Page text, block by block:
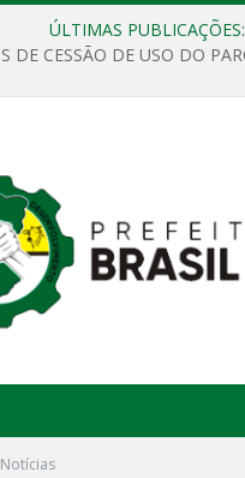
ÚLTIMAS PUBLICAÇÕES:
Notícias